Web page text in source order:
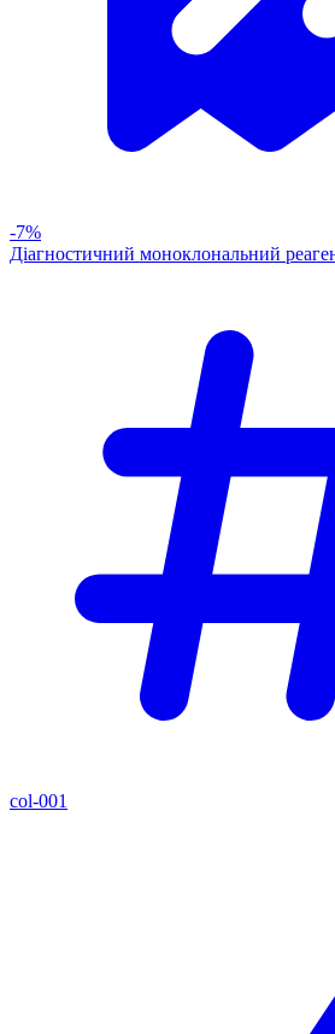
-7%
Діагностичний моноклональний
col-001